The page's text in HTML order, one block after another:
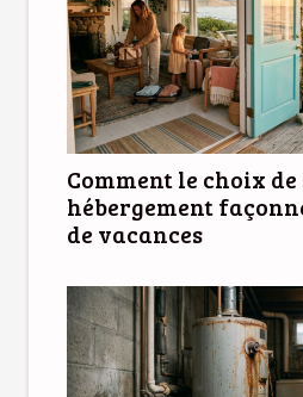
Comment le choix de
hébergement
de vacances